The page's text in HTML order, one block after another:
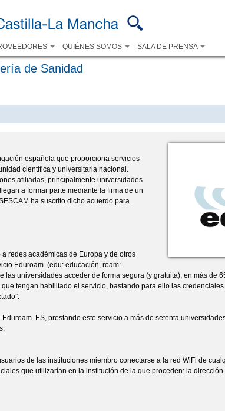
principal
QUIÉNES SOMOS SALA DE PRENSA
de Sanidad
española que proporciona servicios
científica y universitaria nacional.
afiliadas, principalmente universidades
a formar parte mediante la firma de un
ha suscrito dicho acuerdo para
redes académicas de Europa y de otros
Eduroam (edu: educación, roam:
las universidades acceder de forma segura (y gratuita), en más de
tengan habilitado el servicio, bastando para ello las
ES, prestando este servicio a más de setenta
de las instituciones miembro conectarse a la red WiFi de
que utilizarían en la institución de la que proceden: la